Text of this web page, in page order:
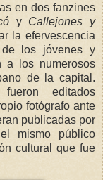
en dos fanzines
y Callejones y
la efervescencia
los jóvenes y
a los numerosos
de la capital.
editados
fotógrafo ante
publicadas por
mismo público
cultural que fue